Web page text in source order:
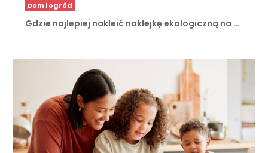
Dom i ogród
Gdzie najlepiej nakleić naklejkę ekologiczną na …